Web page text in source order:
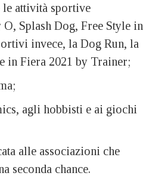
le attività sportive
Splash Dog, Free Style in
invece, la Dog Run, la
in Fiera 2021 by Trainer;
agli hobbisti e ai giochi
alle associazioni che
seconda chance.